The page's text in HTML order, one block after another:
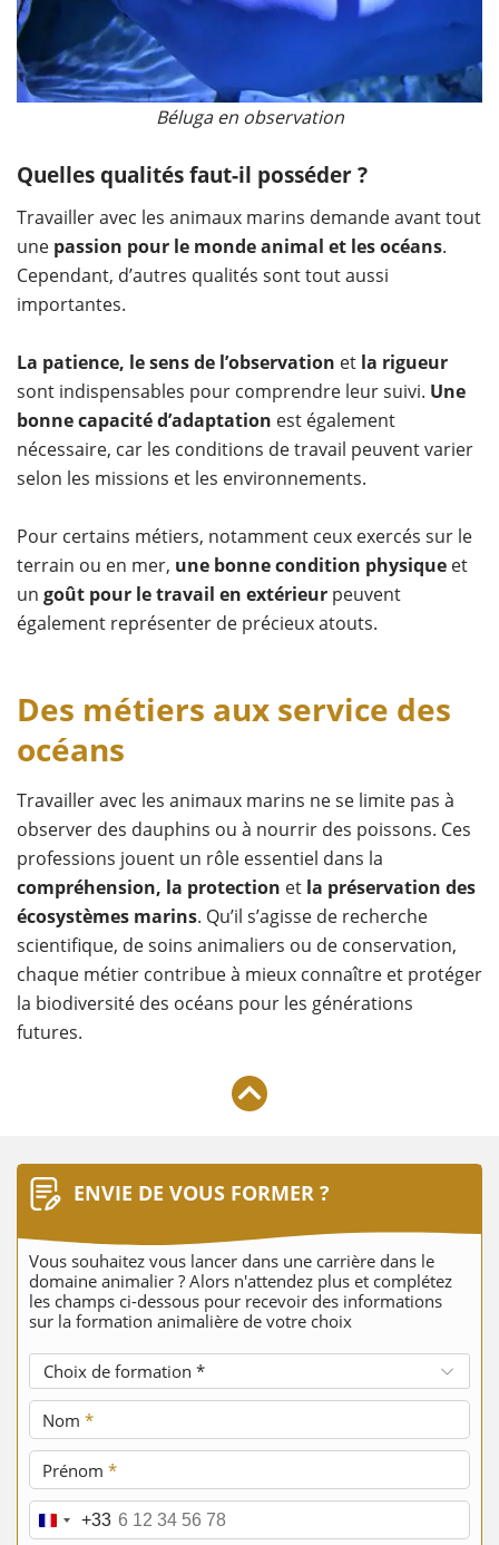
Béluga en observation
Quelles qualités faut-il posséder ?
Travailler avec les animaux marins demande avant tout
une passion pour le monde animal et les océans.
Cependant, d’autres qualités sont tout aussi
importantes.
La patience, le sens de l’observation et la rigueur
sont indispensables pour comprendre leur suivi. Une
bonne capacité d’adaptation est également
nécessaire, car les conditions de travail peuvent varier
selon les missions et les environnements.
Pour certains métiers, notamment ceux exercés sur le
terrain ou en mer, une bonne condition physique et
un goût pour le travail en extérieur peuvent
également représenter de précieux atouts.
Des métiers aux service des
océans
Travailler avec les animaux marins ne se limite pas à
observer des dauphins ou à nourrir des poissons. Ces
professions jouent un rôle essentiel dans la
compréhension, la protection et la préservation des
écosystèmes marins. Qu’il s’agisse de recherche
scientifique, de soins animaliers ou de conservation,
chaque métier contribue à mieux connaître et protéger
la biodiversité des océans pour les générations
futures.
ENVIE DE VOUS FORMER ?
Vous souhaitez vous lancer dans une carrière dans le
domaine animalier ? Alors n'attendez plus et complétez
les champs ci-dessous pour recevoir des informations
sur la formation animalière de votre choix
Choix de formation *
Nom *
Prénom *
Téléphone *
+33